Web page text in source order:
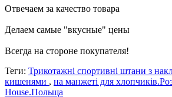
Отвечаем за качество товара
Делаем самые "вкусные" цены
Всегда на стороне покупателя!
Теги: Трикотажні спортивні штани з
кишенями , на манжеті для
House.Польща